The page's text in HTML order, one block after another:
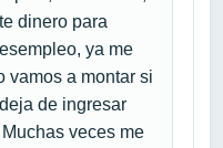
dinero para
ya me
vamos a montar si
de ingresar
veces me